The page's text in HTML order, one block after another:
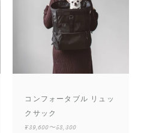
コンフォータブル リュッ
クサック
¥39,600〜58,300